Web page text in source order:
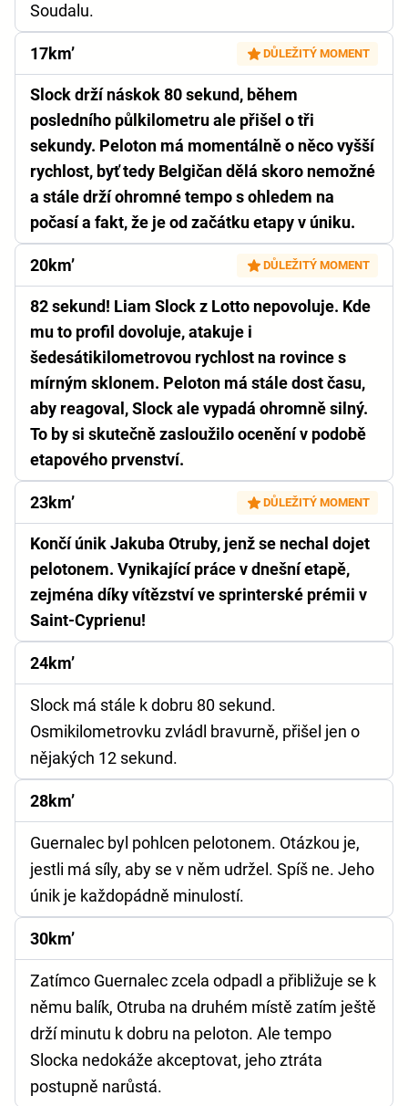
Soudalu.
17km’ DŮLEŽITÝ MOMENT
Slock drží náskok 80 sekund, během
posledního půlkilometru ale přišel o tři
sekundy. Peloton má momentálně o něco vyšší
rychlost, byť tedy Belgičan dělá skoro nemožné
a stále drží ohromné tempo s ohledem na
počasí a fakt, že je od začátku etapy v úniku.
20km’ DŮLEŽITÝ MOMENT
82 sekund! Liam Slock z Lotto nepovoluje. Kde
mu to profil dovoluje, atakuje i
šedesátikilometrovou rychlost na rovince s
mírným sklonem. Peloton má stále dost času,
aby reagoval, Slock ale vypadá ohromně silný.
To by si skutečně zasloužilo ocenění v podobě
etapového prvenství.
23km’ DŮLEŽITÝ MOMENT
Končí únik Jakuba Otruby, jenž se nechal dojet
pelotonem. Vynikající práce v dnešní etapě,
zejména díky vítězství ve sprinterské prémii v
Saint-Cyprienu!
24km’
Slock má stále k dobru 80 sekund.
Osmikilometrovku zvládl bravurně, přišel jen o
nějakých 12 sekund.
28km’
Guernalec byl pohlcen pelotonem. Otázkou je,
jestli má síly, aby se v něm udržel. Spíš ne. Jeho
únik je každopádně minulostí.
30km’
Zatímco Guernalec zcela odpadl a přibližuje se k
němu balík, Otruba na druhém místě zatím ještě
drží minutu k dobru na peloton. Ale tempo
Slocka nedokáže akceptovat, jeho ztráta
postupně narůstá.